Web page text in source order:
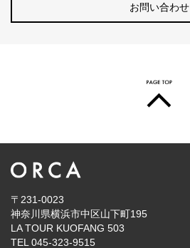
お問い合わせ
〒231-0023
神奈川県横浜市中区山下町195
LA TOUR KUOFANG 503
TEL 045-323-9515